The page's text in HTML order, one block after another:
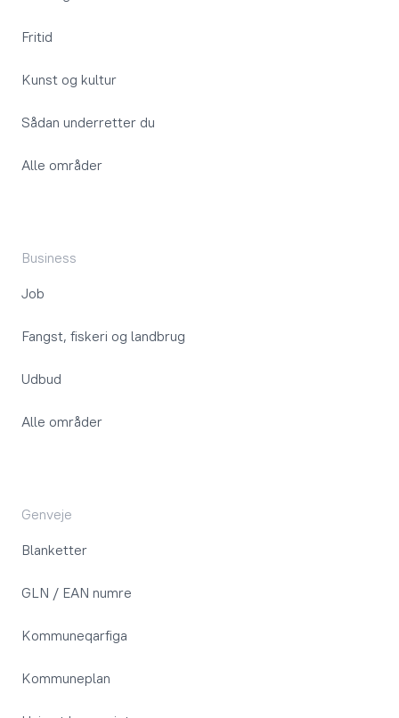
Fritid
Kunst og kultur
Sådan underretter du
Alle områder
Business
Job
Fangst, fiskeri og landbrug
Udbud
Alle områder
Genveje
Blanketter
GLN / EAN numre
Kommuneqarfiga
Kommuneplan